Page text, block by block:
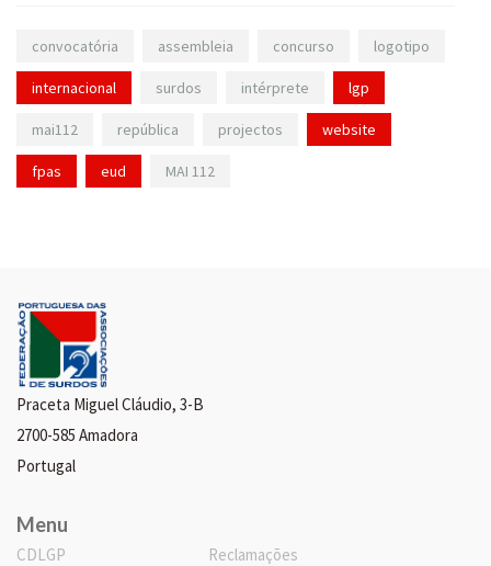
convocatória assembleia concurso logotipo
internacional surdos intérprete lgp
mai112 república projectos website
fpas eud MAI 112
Praceta Miguel Cláudio, 3-B
2700-585 Amadora
Portugal
Menu
CDLGP
Reclamações